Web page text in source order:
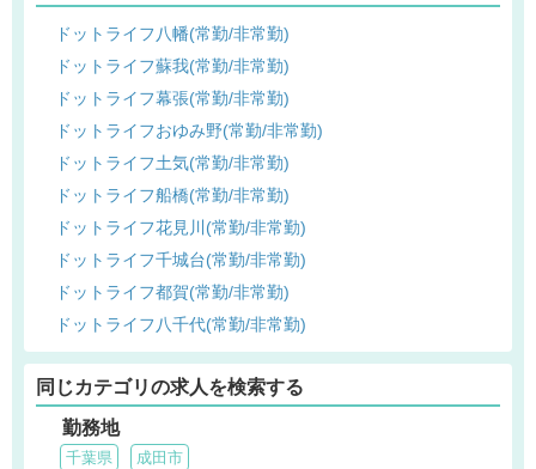
ドットライフ八幡(常勤/非常勤)
ドットライフ蘇我(常勤/非常勤)
ドットライフ幕張(常勤/非常勤)
ドットライフおゆみ野(常勤/非常勤)
ドットライフ土気(常勤/非常勤)
ドットライフ船橋(常勤/非常勤)
ドットライフ花見川(常勤/非常勤)
ドットライフ千城台(常勤/非常勤)
ドットライフ都賀(常勤/非常勤)
ドットライフ八千代(常勤/非常勤)
同じカテゴリの求人を検索する
勤務地
千葉県 成田市